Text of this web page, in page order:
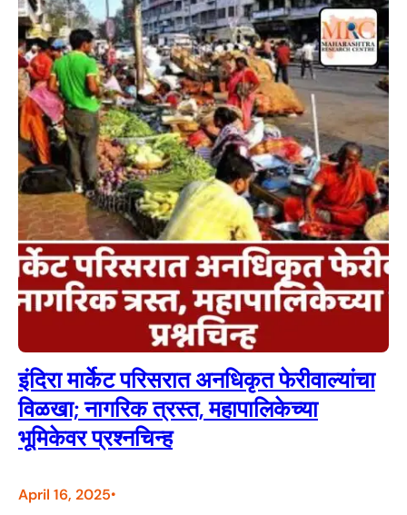
इंदिरा मार्केट परिसरात अनधिकृत फेरीवाल्यांचा
विळखा; नागरिक त्रस्त, महापालिकेच्या
भूमिकेवर प्रश्नचिन्ह
April 16, 2025•